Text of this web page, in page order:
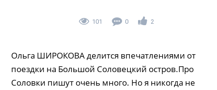
101 0 2
Ольга ШИРОКОВА делится впечатлениями от
поездки на Большой Соловецкий остров.Про
Соловки пишут очень много. Но я никогда не